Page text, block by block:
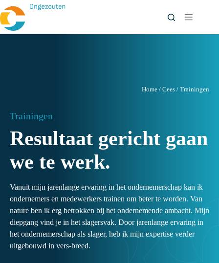
naar
de
inhoud
Home / Cees / Trainingen
Trainingen
Resultaat gericht gaan
we te werk.
Vanuit mijn jarenlange ervaring in het ondernemerschap kan ik
ondernemers en medewerkers trainen om beter te worden. Van
nature ben ik erg betrokken bij het ondernemende ambacht. Mijn
diepgang vind je in het slagersvak. Door jarenlange ervaring in
het ondernemerschap als slager, heb ik mijn expertise verder
uitgebouwd in vers-breed.